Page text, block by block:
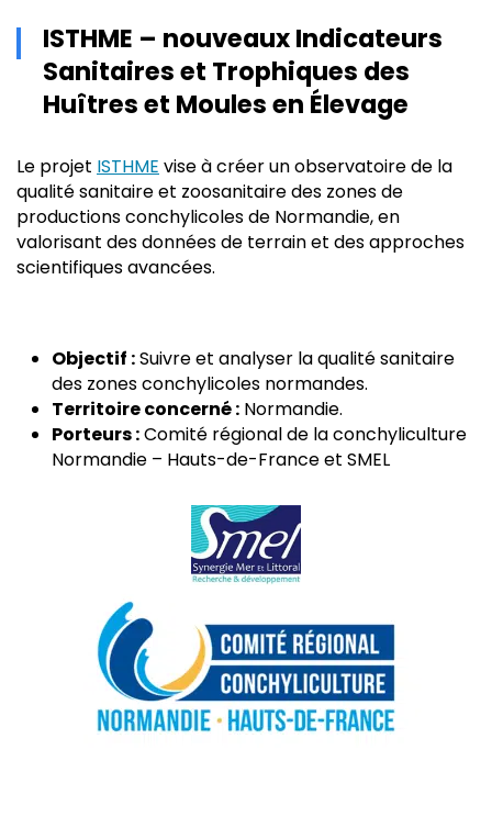
ISTHME – nouveaux Indicateurs
Sanitaires et Trophiques des
Huîtres et Moules en Élevage
Le projet ISTHME vise à créer un observatoire de la
qualité sanitaire et zoosanitaire des zones de
productions conchylicoles de Normandie, en
valorisant des données de terrain et des approches
scientifiques avancées.
Objectif :Suivre et analyser la qualité sanitaire
des zones conchylicoles normandes.
Territoire concerné : Normandie.
Porteurs :Comité régional de la conchyliculture
Normandie – Hauts-de-France et SMEL